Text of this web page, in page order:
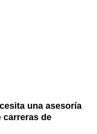
una asesoría
carreras de